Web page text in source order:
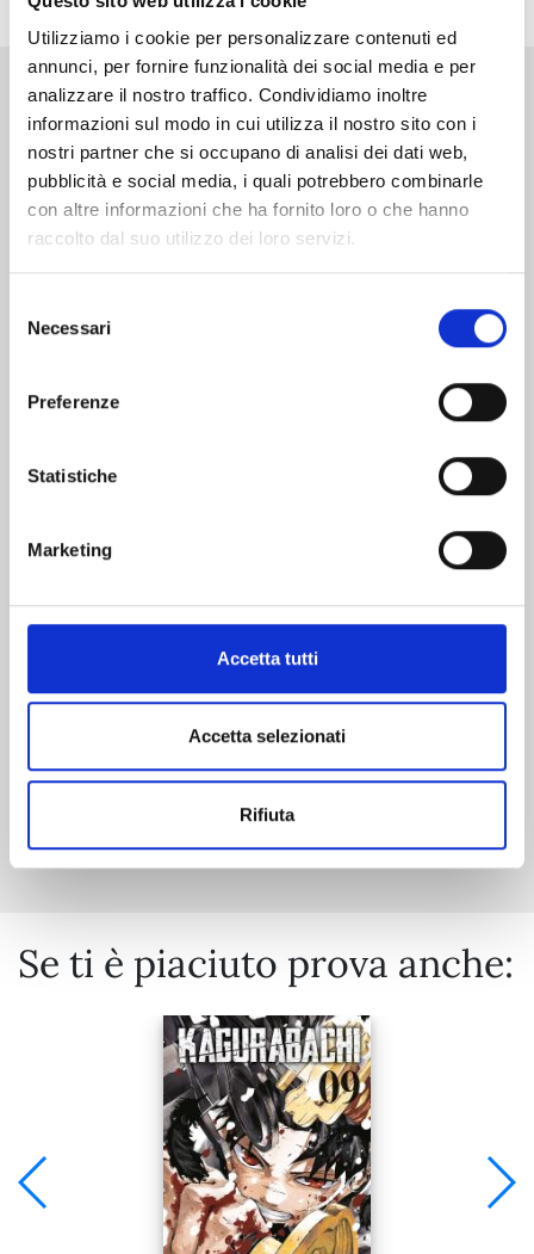
Utilizziamo i cookie per personalizzare contenuti ed
annunci, per fornire funzionalità dei social media e per
analizzare il nostro traffico. Condividiamo inoltre
informazioni sul modo in cui utilizza il nostro sito con i
nostri partner che si occupano di analisi dei dati web,
pubblicità e social media, i quali potrebbero combinarle
con altre informazioni che ha fornito loro o che hanno
raccolto dal suo utilizzo dei loro servizi.
delNecessari
Preferenze
Statistiche
Marketing
Accetta tutti
Accetta selezionati
Rifiuta
Altri volumi della serie
29/09/2026
€ 6,90
Mostra tutto
Se ti è piaciuto prova anche: